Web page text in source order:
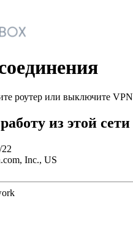
роутер или выключите VPN
из этой сети
Inc., US